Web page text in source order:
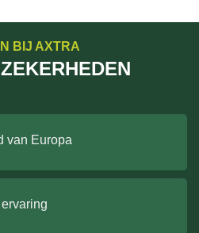
BIJ AXTRA
van Europa